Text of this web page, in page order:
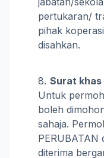
pertukaran/
pihak
disahkan.
Surat khas
Untuk
boleh
sahaja.
PERUBATAN
diterima